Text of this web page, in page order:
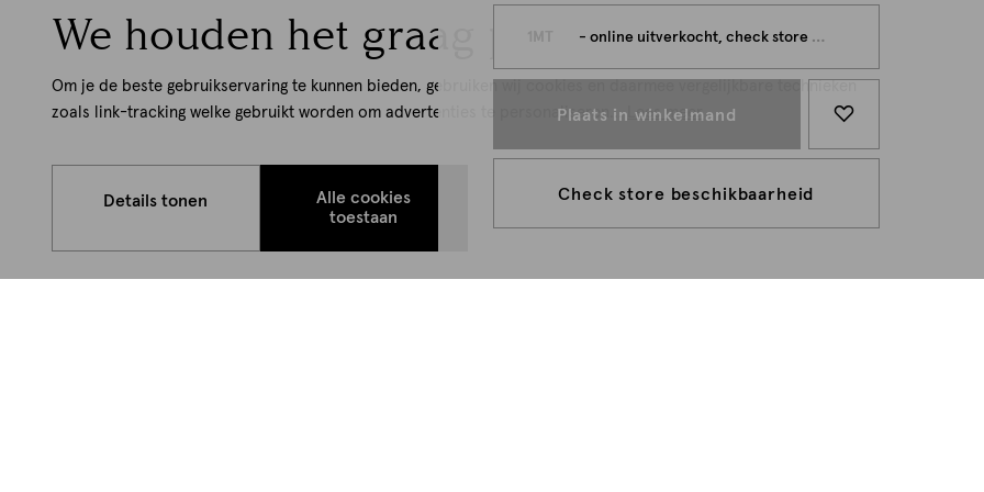
We houden het graag persoonlijk
Om je de beste gebruikservaring te kunnen bieden, gebruiken wij cookies en daarmee vergelijkbare technieken
zoals link-tracking welke gebruikt worden om advertenties te personaliseren... Lees meer
Details tonen
Alle cookies
toestaan
- online uitverkocht, check store beschikbaarheid
Plaats in winkelmand
Check store beschikbaarheid